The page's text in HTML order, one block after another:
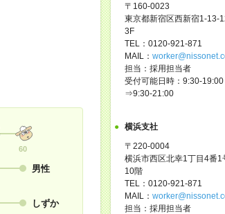
60
男性
しずか
〒160-0023
東京都新宿区西新宿1-
3F
TEL：0120-921-871
MAIL：
担当：採用担当者
受付可能日時：9:30-
⇒9:30-21:00
横浜支社
〒220-0004
横浜市西区北幸1丁目4番
10階
TEL：0120-921-871
MAIL：
担当：採用担当者